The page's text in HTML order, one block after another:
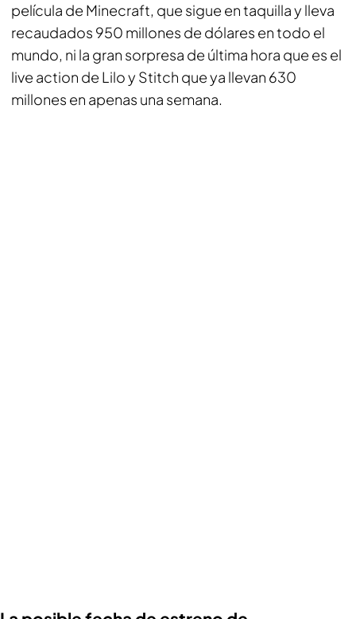
película de Minecraft, que sigue en taquilla y lleva
recaudados 950 millones de dólares en todo el
mundo, ni la gran sorpresa de última hora que es el
live action de Lilo y Stitch que ya llevan 630
millones en apenas una semana.